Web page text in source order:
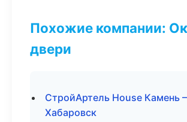
Похожие компании:
двери
СтройАртель House Камень
Хабаровск